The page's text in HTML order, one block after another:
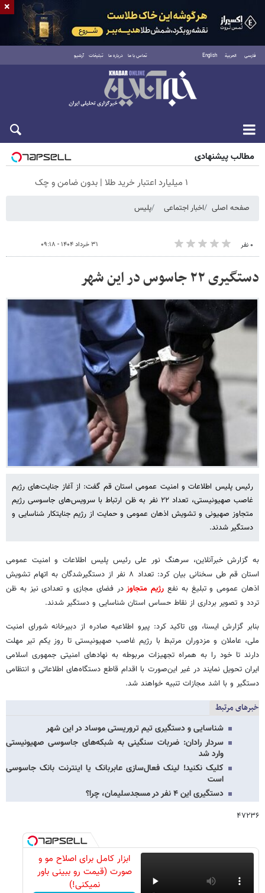
فارسی العربية English تماس با ما درباره ما تبلیغات آرشیو
پنجشنبه ۱۵ مرداد ۱۴۰۵
مطالب پیشنهادی
۱ میلیارد اعتبار خرید طلا | بدون ضامن و چک
صفحه اصلی اخبار اجتماعی پلیس
۰ نفر ۳۱ خرداد ۱۴۰۴ - ۰۹:۱۸
دستگیری ۲۲ جاسوس در این شهر
رئیس پلیس اطلاعات و امنیت عمومی استان قم گفت: از آغاز جنایت‌های رژیم
غاصب صهیونیستی، تعداد ۲۲ نفر به ظن ارتباط با سرویس‌های جاسوسی رژیم
متجاوز صهیونی و تشویش اذهان عمومی و حمایت از رژیم جنایتکار شناسایی و
دستگیر شدند.
به گزارش خبرآنلاین، سرهنگ نور علی رئیس پلیس اطلاعات و امنیت عمومی
استان قم طی سخنانی بیان کرد: تعداد ۸ نفر از دستگیرشدگان به اتهام تشویش
اذهان عمومی و تبلیغ به نفعرژیم متجاوزدر فضای مجازی و تعدادی نیز به ظن
تردد و تصویر برداری از نقاط حساس استان شناسایی و دستگیر شدند.
بنابر گزارش ایسنا، وی تاکید کرد: پیرو اطلاعیه صادره از دبیرخانه شورای امنیت
ملی، عاملان و مزدوران مرتبط با رژیم غاصب صهیونیستی تا روز یکم تیر مهلت
دارند تا خود را به همراه تجهیزات مربوطه به نهادهای امنیتی جمهوری اسلامی
ایران تحویل نمایند در غیر این‌صورت با اقدام قاطع دستگاه‌های اطلاعاتی و انتظامی
دستگیر و با اشد مجازات تنبیه خواهند شد.
خبرهای مرتبط
شناسایی و دستگیری تیم تروریستی موساد در این شهر
سردار رادان: ضربات سنگینی به شبکه‌های جاسوسی صهیونیستی
وارد شد
کلیک نکنید! لینک فعال‌سازی عابربانک یا اینترنت بانک جاسوسی
است
دستگیری این ۴ نفر در مسجدسلیمان، چرا؟
۴۷۲۳۶
ابزار کامل برای اصلاح مو و
صورت (قیمت رو ببینی باور
نمیکنی!)
×